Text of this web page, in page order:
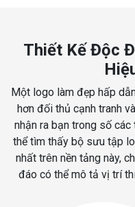
Thiết Kế Độc
Một logo làm đẹp hấp
hơn đối thủ cạnh tranh
nhận ra bạn trong số
thể tìm thấy bộ sưu tập
nhất trên nền tảng này,
đáo có thể mô tả vị trí